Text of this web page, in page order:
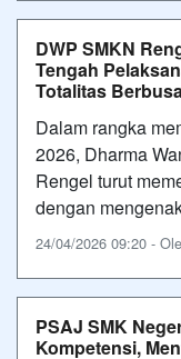
DWP SMKN
Tengah
Totalitas
Dalam rangka
2026, Dharma
Rengel turut
dengan
24/04/2026 09:20 -
PSAJ SMK
Kompetensi,